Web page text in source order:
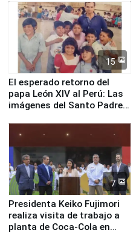
de Chile
15
El esperado retorno del
papa León XIV al Perú: Las
imágenes del Santo Padre
7
Presidenta Keiko Fujimori
realiza visita de trabajo a
planta de Coca-Cola en